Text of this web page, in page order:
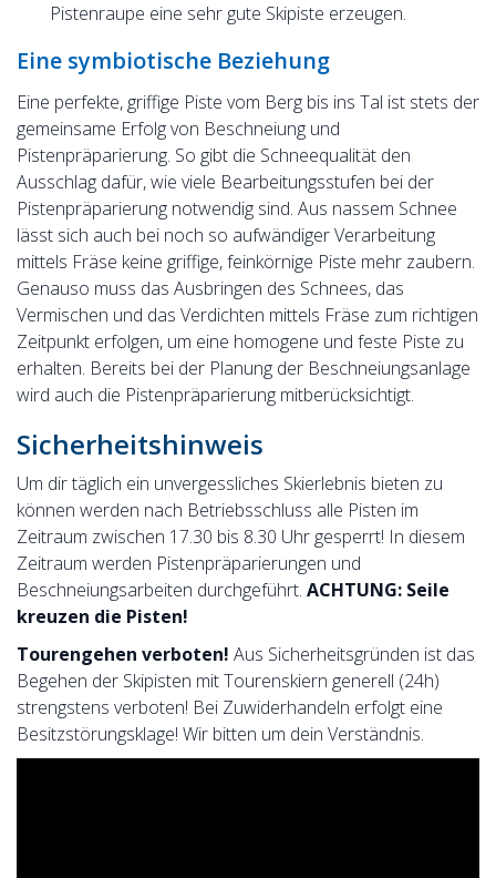
Pistenraupe eine sehr gute Skipiste erzeugen.
Eine symbiotische Beziehung
Eine perfekte, griffige Piste vom Berg bis ins Tal ist stets der
gemeinsame Erfolg von Beschneiung und
Pistenpräparierung. So gibt die Schneequalität den
Ausschlag dafür, wie viele Bearbeitungsstufen bei der
Pistenpräparierung notwendig sind. Aus nassem Schnee
lässt sich auch bei noch so aufwändiger Verarbeitung
mittels Fräse keine griffige, feinkörnige Piste mehr zaubern.
Genauso muss das Ausbringen des Schnees, das
Vermischen und das Verdichten mittels Fräse zum richtigen
Zeitpunkt erfolgen, um eine homogene und feste Piste zu
erhalten. Bereits bei der Planung der Beschneiungsanlage
wird auch die Pistenpräparierung mitberücksichtigt.
Sicherheitshinweis
Um dir täglich ein unvergessliches Skierlebnis bieten zu
können werden nach Betriebsschluss alle Pisten im
Zeitraum zwischen 17.30 bis 8.30 Uhr gesperrt! In diesem
Zeitraum werden Pistenpräparierungen und
Beschneiungsarbeiten durchgeführt. ACHTUNG: Seile
kreuzen die Pisten!
Tourengehen verboten! Aus Sicherheitsgründen ist das
Begehen der Skipisten mit Tourenskiern generell (24h)
strengstens verboten! Bei Zuwiderhandeln erfolgt eine
Besitzstörungsklage! Wir bitten um dein Verständnis.